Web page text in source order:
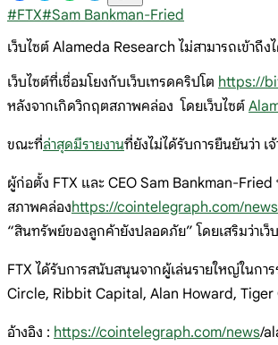
#FTX#Sam Bankman-Fried
เว็บไซต์ Alameda Research ไม่สามารถเข้า
เว็บไซต์ที่เชื่อมโยงกับเว็บเทรดคริปโต https://
หลังจากเกิดวิกฤตสภาพคล่อง โดยเว็บไซต์
ขณะที่ล่าสุดมีรายงานที่ยังไม่ได้รับการยืนยันว่า
ผู้ก่อตั้ง FTX และ CEO Sam Bankman-Fried
สภาพคล่องhttps://cointelegraph.com/news
“สินทรัพย์ของลูกค้ายังปลอดภัย” โดยเสริมว่าเ
FTX ได้รับการสนับสนุนจากผู้เล่นรายใหญ่ในก
Circle, Ribbit Capital, Alan Howard,
อ้างอิง : https://cointelegraph.com/news/